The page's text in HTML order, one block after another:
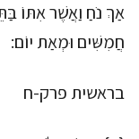
אַךְ נֹחַ וַאֲשֶׁר אִתּוֹ
חֲמִשִּׁים וּמְאַת יוֹם:
בראשית פרק-ח